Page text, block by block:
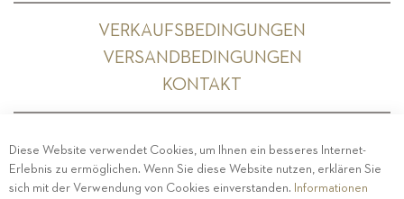
VERKAUFSBEDINGUNGEN
VERSANDBEDINGUNGEN
KONTAKT
PRIVACY-IMPRESSUM- COOKIE POLICY-
ETHISCHER KODEX
Diese Website verwendet Cookies, um Ihnen ein besseres Internet-
Erlebnis zu ermöglichen. Wenn Sie diese Website nutzen, erklären Sie
sich mit der Verwendung von Cookies einverstanden. Informationen